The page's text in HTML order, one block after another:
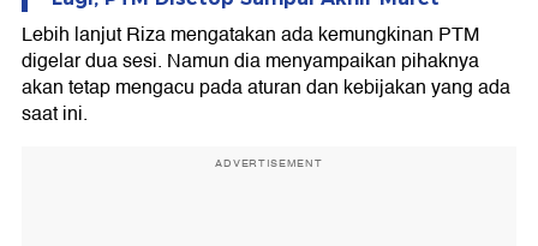
Lebih lanjut Riza mengatakan ada kemungkinan PTM
digelar dua sesi. Namun dia menyampaikan pihaknya
akan tetap mengacu pada aturan dan kebijakan yang ada
saat ini.
ADVERTISEMENT